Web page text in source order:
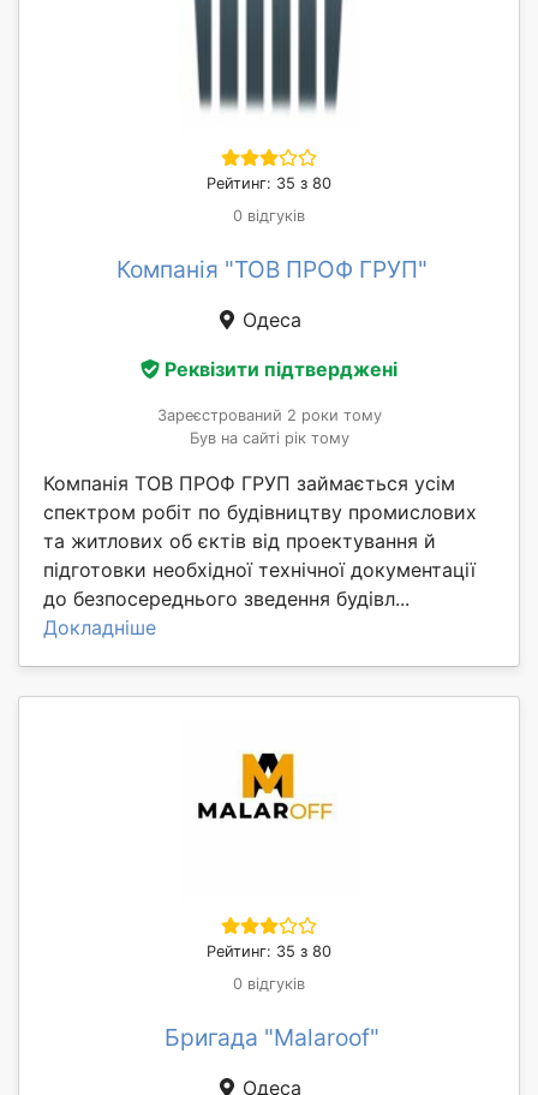
Рейтинг: 35 з 80
0 відгуків
Компанія "ТОВ ПРОФ ГРУП"
Одеса
Реквізити підтверджені
Зареєстрований 2 роки тому
Був на сайті рік тому
Компанія ТОВ ПРОФ ГРУП займається усім
спектром робіт по будівництву промислових
та житлових об єктів від проектування й
підготовки необхідної технічної документації
до безпосереднього зведення будівл...
Докладніше
Рейтинг: 35 з 80
0 відгуків
Бригада "Malaroof"
Одеса